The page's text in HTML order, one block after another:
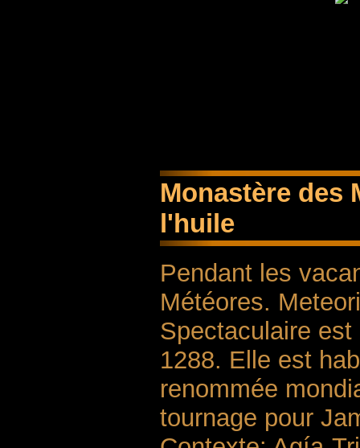
Monastère des
l'huile
Pendant les
Météores.
Spectaculaire
1288. Elle est
renommée
tournage pour